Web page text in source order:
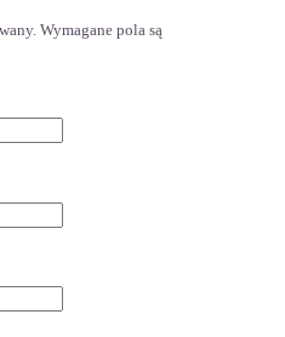
Wymagane pola są